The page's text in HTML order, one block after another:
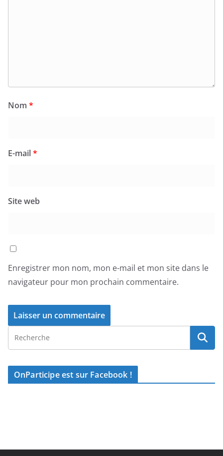
Nom *
E-mail*
Site web
Enregistrer mon nom, mon e-mail et mon site dans le
navigateur pour mon prochain commentaire.
OnParticipe est sur Facebook !